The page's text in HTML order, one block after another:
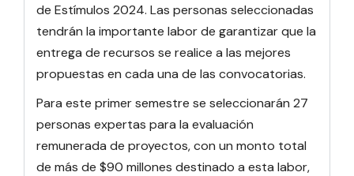
de Estímulos 2024. Las personas seleccionadas
tendrán la importante labor de garantizar que la
entrega de recursos se realice a las mejores
propuestas en cada una de las convocatorias.
Para este primer semestre se seleccionarán 27
personas expertas para la evaluación
remunerada de proyectos, con un monto total
de más de $90 millones destinado a esta labor,